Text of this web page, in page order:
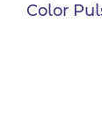
Color